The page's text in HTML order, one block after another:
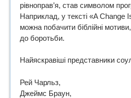
рівноправ’я, став символом
Наприклад, у тексті «A Change
можна побачити біблійні
до боротьби.
Найяскравіші представники
Рей Чарльз,
Джеймс Браун,